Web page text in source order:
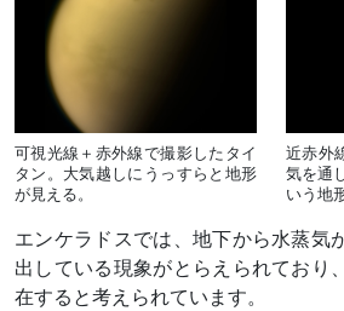
可視光線＋赤外線で撮影したタイ
タン。大気越しにうっすらと地形
が見える。
近赤外
気を通
いう地
エンケラドスでは、地下から水蒸気
出している現象がとらえられており
在すると考えられています。